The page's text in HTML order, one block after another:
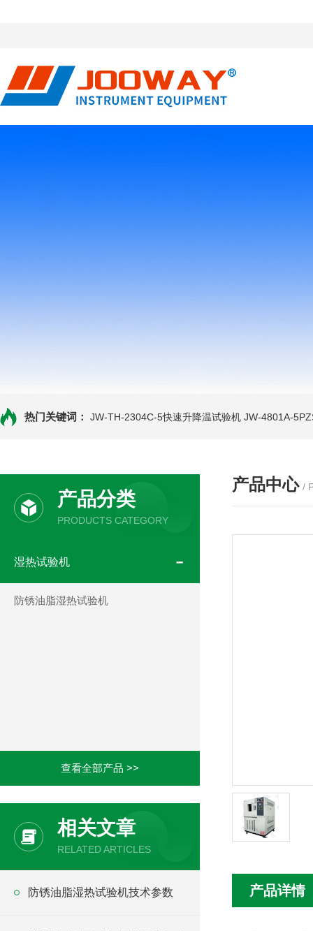
热门关键词： JW-TH-2304C-5快速升降温试验机 JW-4801A-
产品分类
PRODUCTS CATEGORY
湿热试验机
防锈油脂湿热试验机
查看全部产品 >>
相关文章
RELATED ARTICLES
防锈油脂湿热试验机技术参数
产品中心 /
产品详情